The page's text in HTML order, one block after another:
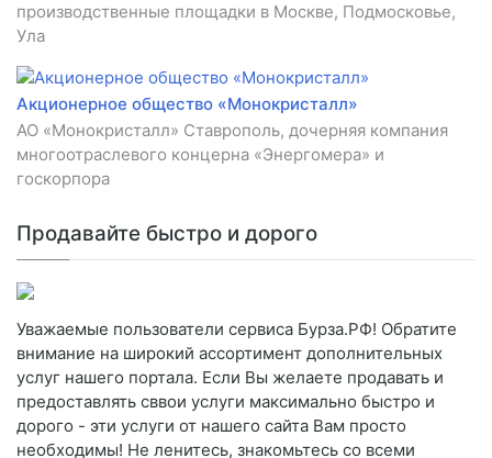
производственные площадки в Москве, Подмосковье,
Ула
Акционерное общество «Монокристалл»
АО «Монокристалл» Ставрополь, дочерняя компания
многоотраслевого концерна «Энергомера» и
госкорпора
Продавайте быстро и дорого
Уважаемые пользователи сервиса Бурза.РФ! Обратите
внимание на широкий ассортимент дополнительных
услуг нашего портала. Если Вы желаете продавать и
предоставлять сввои услуги максимально быстро и
дорого - эти услуги от нашего сайта Вам просто
необходимы! Не ленитесь, знакомьтесь со всеми